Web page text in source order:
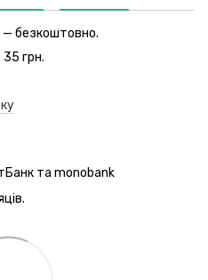
— безкоштовно.
грн.
та monobank